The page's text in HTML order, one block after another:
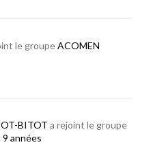
le groupeACOMEN
BITOT a rejoint le groupe
9 années